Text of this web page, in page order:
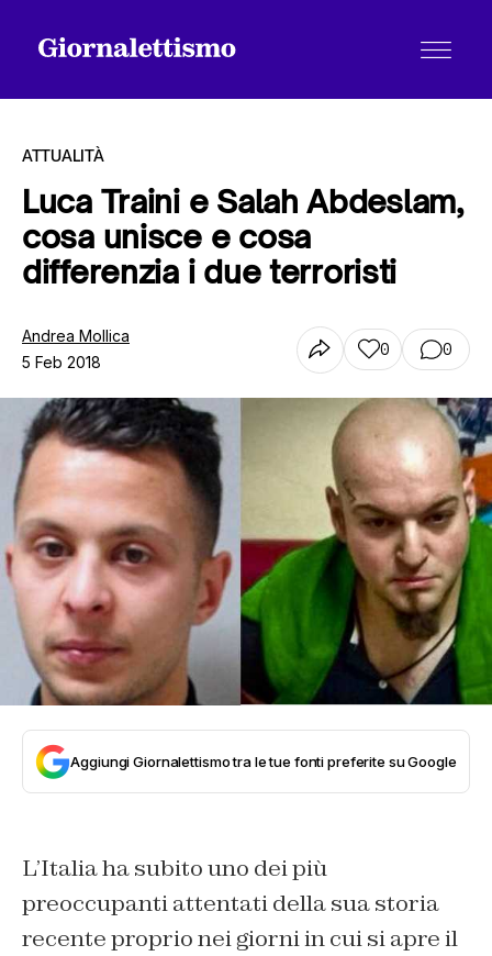
Tutti gli articoli
Chi siamo
Contatti
ATTUALITÀ
Luca Traini e Salah Abdeslam,
cosa unisce e cosa
differenzia i due terroristi
Andrea Mollica
5 Feb 2018
0 0
Aggiungi Giornalettismo tra le tue fonti preferite su Google
L’Italia ha subito uno dei più
preoccupanti attentati della sua storia
recente proprio nei giorni in cui si apre il